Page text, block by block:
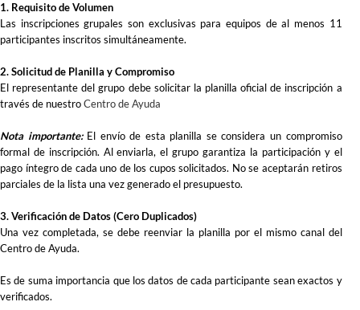
1. Requisito de Volumen
Las inscripciones grupales son exclusivas para equipos de al menos 11
participantes inscritos simultáneamente.
2. Solicitud de Planilla y Compromiso
El representante del grupo debe solicitar la planilla oficial de inscripción a
través de nuestroCentro de Ayuda
Nota importante:El envío de esta planilla se considera un compromiso
formal de inscripción. Al enviarla, el grupo garantiza la participación y el
pago íntegro de cada uno de los cupos solicitados. No se aceptarán retiros
parciales de la lista una vez generado el presupuesto.
3. Verificación de Datos (Cero Duplicados)
Una vez completada, se debe reenviar la planilla por el mismo canal del
Centro de Ayuda.
Es de suma importancia que los datos de cada participante sean exactos y
verificados.